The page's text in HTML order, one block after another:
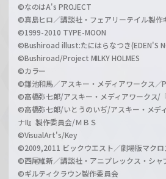
©なのはA's PROJECT
©真島ヒロ／講談社・フェアリーテイル製作
©1999-2010 TYPE-MOON
©Bushiroad illust:たにはらなつき(EDEN'S
©Bushiroad/Project MILKY HOLMES
©カラー
©鎌池和馬／アスキー・メディアワークス／
©高橋弥七郎/アスキー・メディアワークス/
©高橋弥七郎/いとうのいぢ/アスキー・メデ
ナII』製作委員会/ＭＢＳ
©VisualArt's/Key
©2009,2011 ビックウエスト／劇場版マクロ
©西尾維新／講談社・アニプレックス・シャ
©ギルティクラウン製作委員会